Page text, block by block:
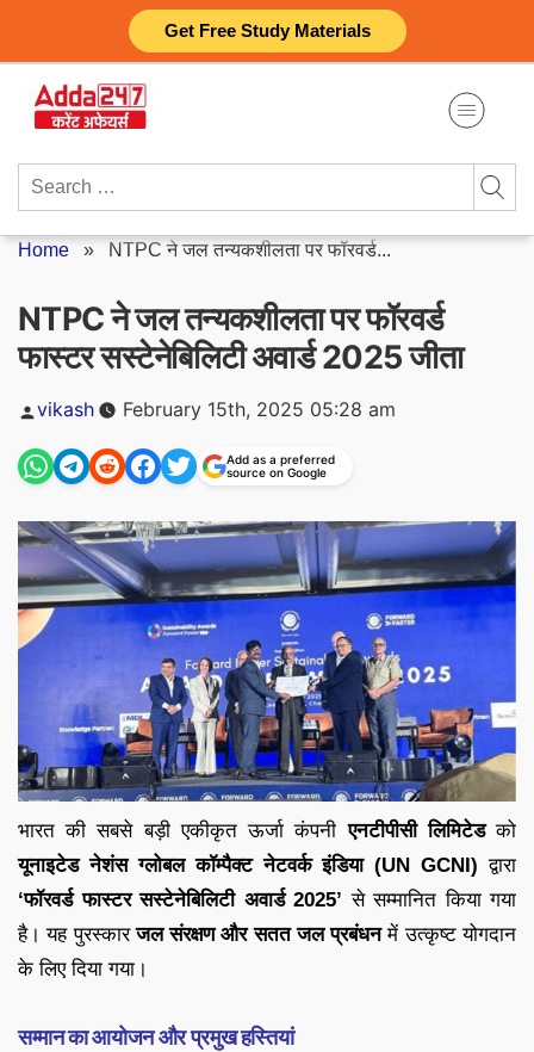
Get Free Study Materials
content
Search
Home » NTPC ने जल तन्यकशीलता पर फॉरवर्ड...
NTPC ने जल तन्यकशीलता पर फॉरवर्ड
फास्टर सस्टेनेबिलिटी अवार्ड 2025 जीता
Posted
vikash February 15th, 2025 05:28 am
Add as a preferred
source on Google
भारत की सबसे बड़ी एकीकृत ऊर्जा कंपनीएनटीपीसी लिमिटेडको
यूनाइटेड नेशंस ग्लोबल कॉम्पैक्ट नेटवर्क इंडिया (UN GCNI) द्वारा
‘फॉरवर्ड फास्टर सस्टेनेबिलिटी अवार्ड 2025’ से सम्मानित किया गया
है। यह पुरस्कारजल संरक्षण और सतत जल प्रबंधनमें उत्कृष्ट योगदान
के लिए दिया गया।
सम्मान का आयोजन और प्रमुख हस्तियां